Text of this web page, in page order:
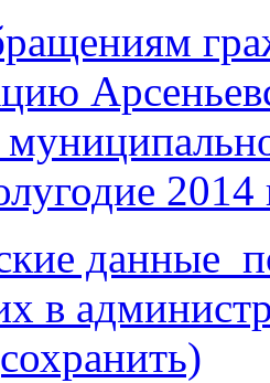
данные
в